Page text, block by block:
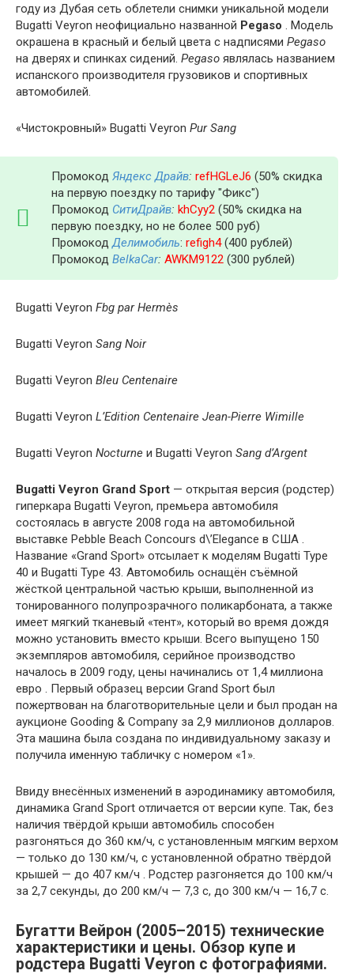
году из Дубая сеть облетели снимки уникальной модели
Bugatti Veyron неофициально названной Pegaso . Модель
окрашена в красный и белый цвета с надписями Pegaso
на дверях и спинках сидений. Pegaso являлась названием
испанского производителя грузовиков и спортивных
автомобилей.
«Чистокровный» Bugatti Veyron Pur Sang
Промокод Яндекс Драйв: refHGLeJ6 (50% скидка
на первую поездку по тарифу "Фикс")
Промокод СитиДрайв: khCyy2 (50% скидка на
первую поездку, но не более 500 руб)
ПромокодДелимобиль: refigh4(400 рублей)
Промокод BelkaCar: AWKM9122 (300 рублей)
Bugatti Veyron Fbg par Hermès
Bugatti Veyron Sang Noir
Bugatti Veyron Bleu Centenaire
Bugatti Veyron L’Edition Centenaire Jean-Pierre Wimille
Bugatti Veyron Nocturne и Bugatti Veyron Sang d’Argent
Bugatti Veyron Grand Sport — открытая версия (родстер)
гиперкара Bugatti Veyron, премьера автомобиля
состоялась в августе 2008 года на автомобильной
выставке Pebble Beach Concours d\’Elegance в США .
Название «Grand Sport» отсылает к моделям Bugatti Type
40 и Bugatti Type 43. Автомобиль оснащён съёмной
жёсткой центральной частью крыши, выполненной из
тонированного полупрозрачного поликарбоната, а также
имеет мягкий тканевый «тент», который во время дождя
можно установить вместо крыши. Всего выпущено 150
экземпляров автомобиля, серийное производство
началось в 2009 году, цены начинались от 1,4 миллиона
евро . Первый образец версии Grand Sport был
пожертвован на благотворительные цели и был продан на
аукционе Gooding & Company за 2,9 миллионов долларов.
Эта машина была создана по индивидуальному заказу и
получила именную табличку с номером «1».
Ввиду внесённых изменений в аэродинамику автомобиля,
динамика Grand Sport отличается от версии купе. Так, без
наличия твёрдой крыши автомобиль способен
разгоняться до 360 км/ч, с установленным мягким верхом
— только до 130 км/ч, с установленной обратно твёрдой
крышей — до 407 км/ч . Родстер разгоняется до 100 км/ч
за 2,7 секунды, до 200 км/ч — 7,3 с, до 300 км/ч — 16,7 с.
Бугатти Вейрон (2005–2015) технические
характеристики и цены. Обзор купе и
родстера Bugatti Veyron с фотографиями.